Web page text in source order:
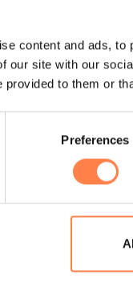
content and ads,
our site with our
provided to them or
Preferences
balans tussen
elke beweging
feedback die je
controle en een
en volgens de
Align-Pilates
units en pedi